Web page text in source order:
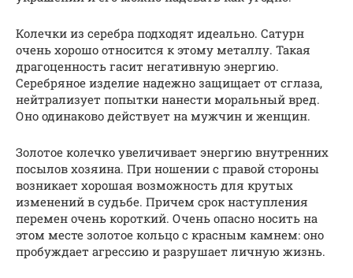
Колечки из серебра подходят идеально. Сатурн
очень хорошо относится к этому металлу. Такая
драгоценность гасит негативную энергию.
Серебряное изделие надежно защищает от сглаза,
нейтрализует попытки нанести моральный вред.
Оно одинаково действует на мужчин и женщин.
Золотое колечко увеличивает энергию внутренних
посылов хозяина. При ношении с правой стороны
возникает хорошая возможность для крутых
изменений в судьбе. Причем срок наступления
перемен очень короткий. Очень опасно носить на
этом месте золотое кольцо с красным камнем: оно
пробуждает агрессию и разрушает личную жизнь.